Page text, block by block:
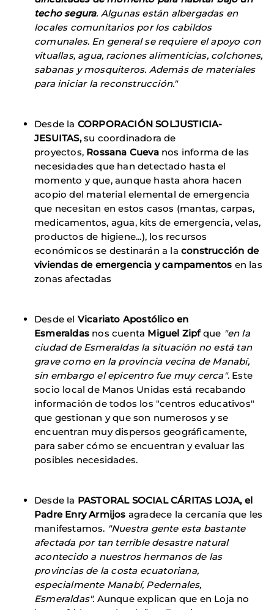
techo segura. Algunas están albergadas en
locales comunitarios por los cabildos
comunales. En general se requiere el apoyo con
vituallas, agua, raciones alimenticias, colchones,
sabanas y mosquiteros. Además de materiales
para iniciar la reconstrucción."
Desde la CORPORACIÓN SOLJUSTICIA-
JESUITAS,su coordinadora de
proyectos, Rossana Cuevanos informa de las
necesidades que han detectado hasta el
momento y que, aunque hasta ahora hacen
acopio del material elemental de emergencia
que necesitan en estos casos (mantas, carpas,
medicamentos, agua, kits de emergencia, velas,
productos de higiene...), los recursos
económicos se destinarán a la construcción de
viviendas de emergencia y campamentos en las
zonas afectadas
Desde el Vicariato Apostólico en
Esmeraldas nos cuenta Miguel Zipfque "en la
ciudad de Esmeraldas la situación no está tan
grave como en la provincia vecina de Manabí,
sin embargo el epicentro fue muy cerca". Este
socio local de Manos Unidas está recabando
información de todos los "centros educativos"
que gestionan y que son numerosos y se
encuentran muy dispersos geográficamente,
para saber cómo se encuentran y evaluar las
posibles necesidades.
Desde la PASTORAL SOCIAL CÁRITAS LOJA, el
Padre Enry Armijos agradece la cercanía que les
manifestamos. "Nuestra gente esta bastante
afectada por tan terrible desastre natural
acontecido a nuestros hermanos de las
provincias de la costa ecuatoriana,
especialmente Manabí, Pedernales,
Esmeraldas". Aunque explican que en Loja no